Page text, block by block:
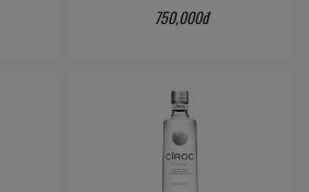
750,000đ